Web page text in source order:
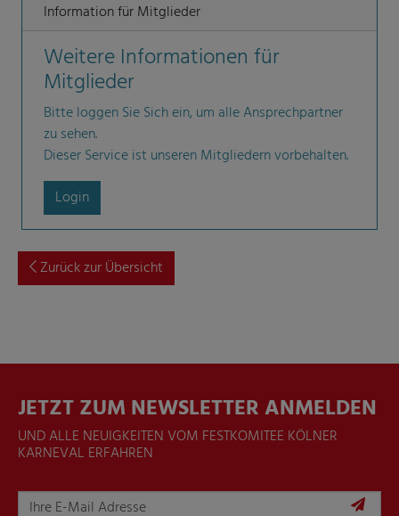
Information für Mitglieder
Weitere Informationen für
Mitglieder
Bitte loggen Sie Sich ein, um alle Ansprechpartner
zu sehen.
Dieser Service ist unseren Mitgliedern vorbehalten.
Login
Zurück zur Übersicht
JETZT ZUM NEWSLETTER ANMELDEN
UND ALLE NEUIGKEITEN VOM FESTKOMITEE KÖLNER
KARNEVAL ERFAHREN